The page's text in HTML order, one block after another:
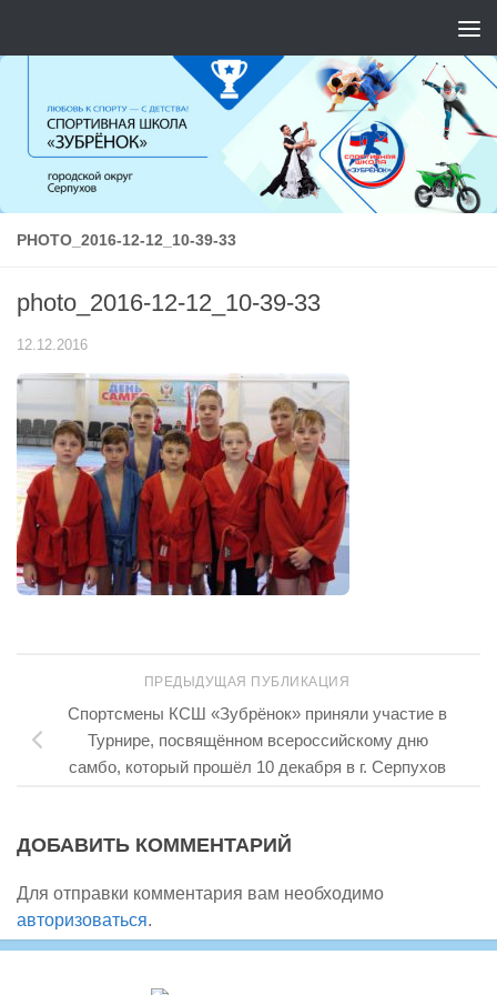
PHOTO_2016-12-12_10-39-33
photo_2016-12-12_10-39-33
12.12.2016
ПРЕДЫДУЩАЯ ПУБЛИКАЦИЯ
Спортсмены КСШ «Зубрёнок» приняли участие в
Турнире, посвящённом всероссийскому дню
самбо, который прошёл 10 декабря в г. Серпухов
ДОБАВИТЬ КОММЕНТАРИЙ
Для отправки комментария вам необходимо
авторизоваться.